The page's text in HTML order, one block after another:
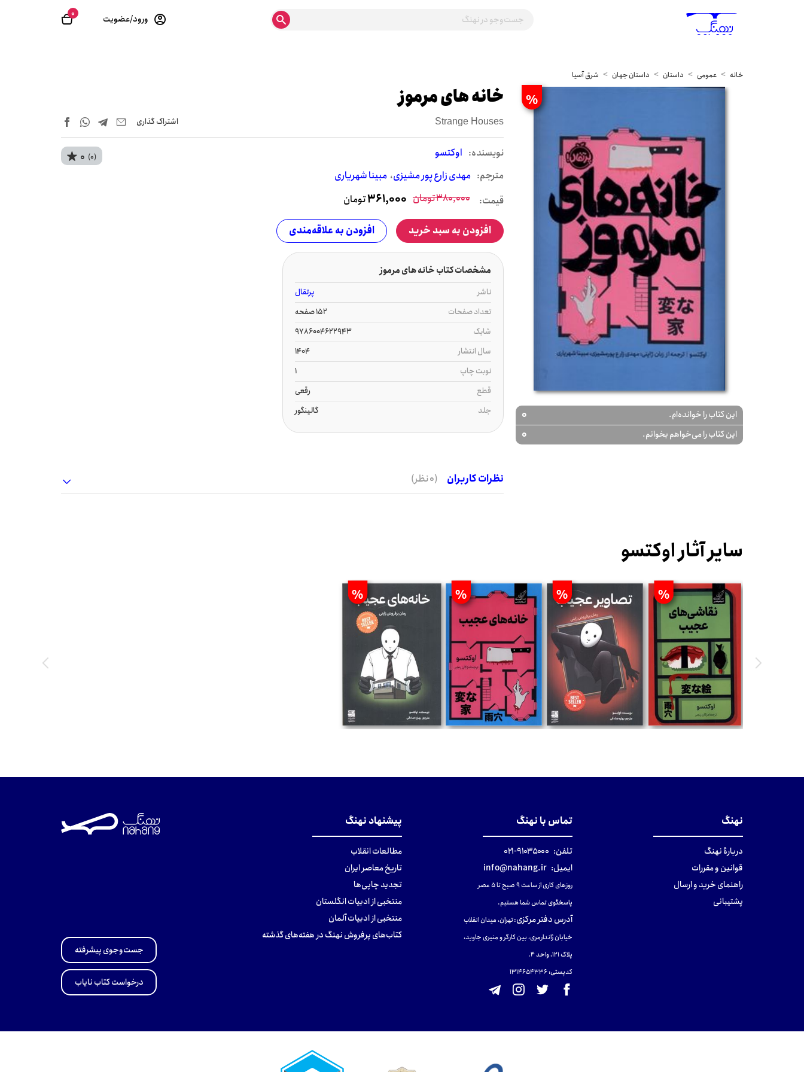
0 ورود/عضویت
خانه عمومی داستان داستان جهان شرق آسیا
%
این کتاب را خوانده‌ام. 0
این کتاب را می‌خواهم بخوانم. 0
خانه های مرموز
Strange Houses اشتراک‌ گذاری
نويسنده: اوکتسو
مترجم: مهدی زارع پور مشیزی مبینا شهریاری
0 (0)
قیمت: 380,000تومان 361,000تومان
افزودن به سبد خرید افزودن به علاقه‌مندی
مشخصات کتاب خانه های مرموز
ناشر
پرتقال
تعداد صفحات
152 صفحه
شابک
9786004622943
سال انتشار
1404
نوبت چاپ
1
قطع
رقعی
جلد
گالینگور
نظرات کاربران (0 نظر)
سایر آثار اوکتسو
%
%
%
%
نهنگ
دربارهٔ نهنگ
قوانین و مقررات
راهنمای خرید و ارسال
پشتیبانی
تماس با نهنگ
تلفن: ۹۱۰۳۵۰۰۰-۰۲۱
ایمیل: info@nahang.ir
روزهای کاری از ساعت ۹ صبح تا ۵ عصر
پاسخگوی تماس شما هستیم.
آدرس دفتر مرکزی:تهران، میدان انقلاب
خیابان ژاندارمری، بین کارگر و منیری جاوید،
پلاک 121، واحد ۴.
کدپستی: 131465433۶
پیشنهاد نهنگ
مطالعات انقلاب
تاریخ معاصر ایران
تجدید چاپی‌ها
منتخبی از ادبیات انگلستان
منتخبی از ادبیات آلمان
کتاب‌های پرفروش نهنگ در هفته‌های گذشته
جست‌وجوی پیشرفته
درخواست کتاب نایاب